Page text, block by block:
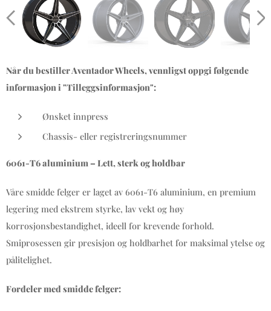
Når du bestiller Aventador Wheels, vennligst oppgi følgende
informasjon i "Tilleggsinformasjon":
Ønsket innpress
Chassis- eller registreringsnummer
6061-T6 aluminium – Lett, sterk og holdbar
Våre smidde felger er laget av 6061-T6 aluminium, en premium
legering med ekstrem styrke, lav vekt og høy
korrosjonsbestandighet, ideell for krevende forhold.
Smiprosessen gir presisjon og holdbarhet for maksimal ytelse og
pålitelighet.
Fordeler med smidde felger: